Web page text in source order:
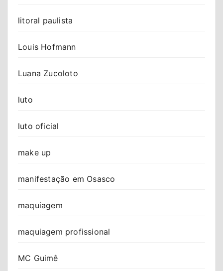
litoral paulista
Louis Hofmann
Luana Zucoloto
luto
luto oficial
make up
manifestação em Osasco
maquiagem
maquiagem profissional
MC Guimê